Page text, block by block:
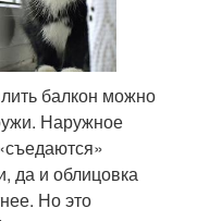
балкон можно
Наружное
да и облицовка
Но это